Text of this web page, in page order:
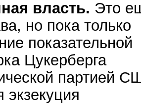
власть. Это
но пока только
показательной
Цукерберга
партией
экзекуция